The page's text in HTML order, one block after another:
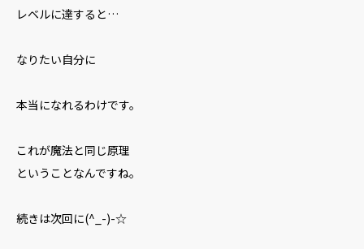
レベルに達すると…
なりたい自分に
本当になれるわけです。
これが魔法と同じ原理
ということなんですね。
続きは次回に(^_-)-☆